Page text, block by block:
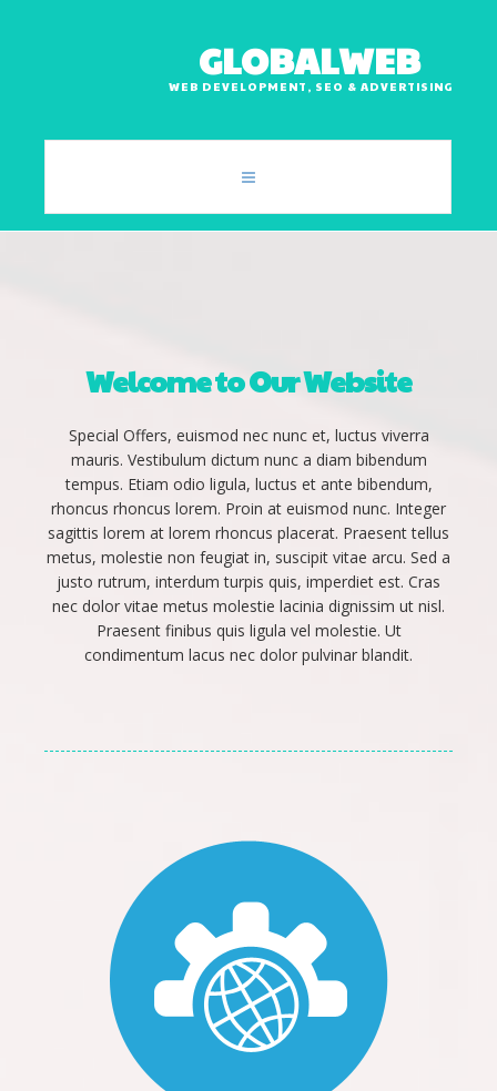
GLOBALWEB
WEB DEVELOPMENT, SEO & ADVERTISING
Blog
Contacts
WelcometoOurWebsite
Special Offers, euismod nec nunc et, luctus viverra
mauris. Vestibulum dictum nunc a diam bibendum
tempus. Etiam odio ligula, luctus et ante bibendum,
rhoncus rhoncus lorem. Proin at euismod nunc. Integer
sagittis lorem at lorem rhoncus placerat. Praesent tellus
metus, molestie non feugiat in, suscipit vitae arcu. Sed a
justo rutrum, interdum turpis quis, imperdiet est. Cras
nec dolor vitae metus molestie lacinia dignissim ut nisl.
Praesent finibus quis ligula vel molestie. Ut
condimentum lacus nec dolor pulvinar blandit.